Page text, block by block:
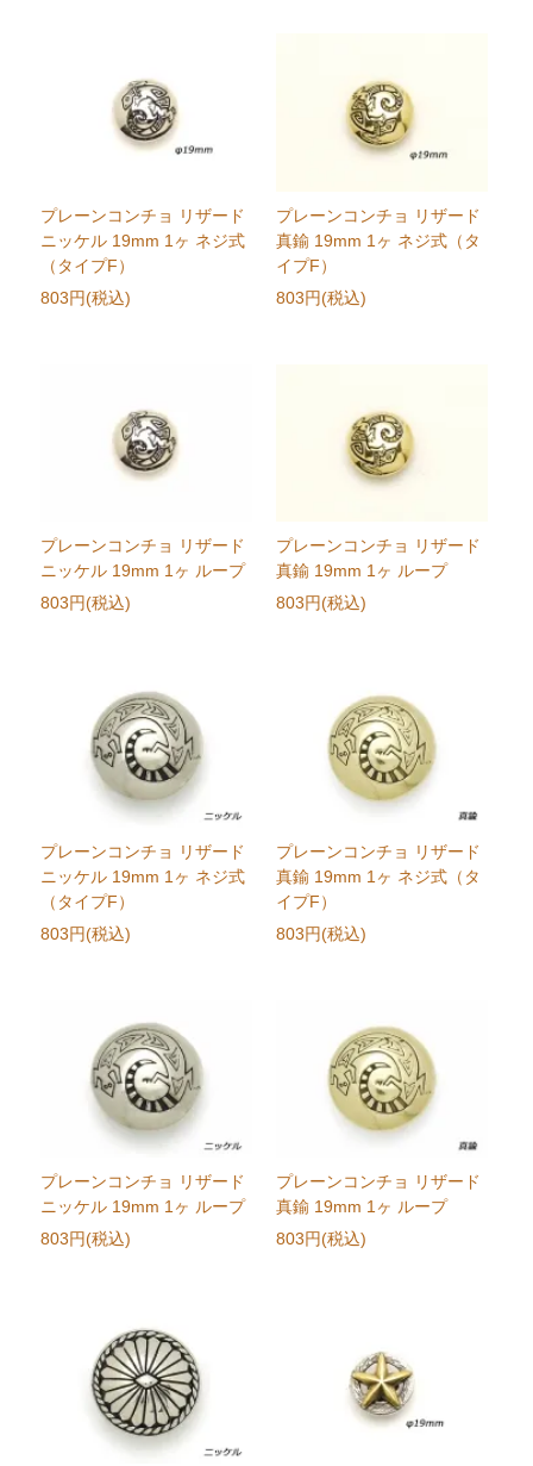
プレーンコンチョ リザード
ニッケル 19mm 1ヶ ネジ式
（タイプF）
803円(税込)
プレーンコンチョ リザード
真鍮 19mm 1ヶ ネジ式（タ
イプF）
803円(税込)
プレーンコンチョ リザード
ニッケル 19mm 1ヶ ループ
803円(税込)
プレーンコンチョ リザード
真鍮 19mm 1ヶ ループ
803円(税込)
プレーンコンチョ リザード
ニッケル 19mm 1ヶ ネジ式
（タイプF）
803円(税込)
プレーンコンチョ リザード
真鍮 19mm 1ヶ ネジ式（タ
イプF）
803円(税込)
プレーンコンチョ リザード
ニッケル 19mm 1ヶ ループ
803円(税込)
プレーンコンチョ リザード
真鍮 19mm 1ヶ ループ
803円(税込)